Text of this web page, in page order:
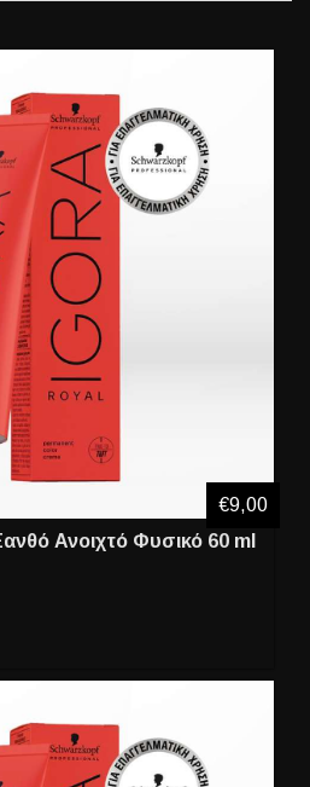
Ανοιχτό Φυσικό 60 ml
€9,00